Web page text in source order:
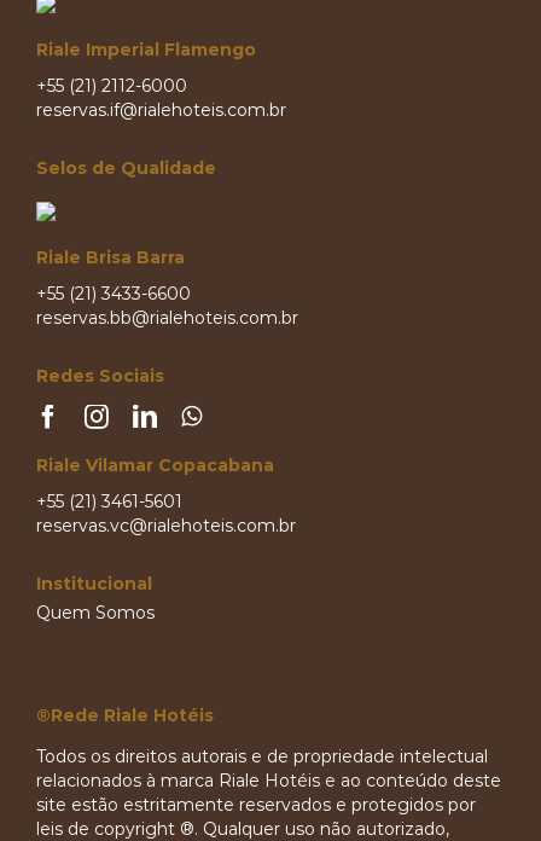
Riale Imperial Flamengo
+55 (21) 2112-6000
reservas.if@rialehoteis.com.br
Selos de Qualidade
Riale Brisa Barra
+55 (21) 3433-6600
reservas.bb@rialehoteis.com.br
Redes Sociais
Riale Vilamar Copacabana
+55 (21) 3461-5601
reservas.vc@rialehoteis.com.br
Institucional
Quem Somos
®Rede Riale Hotéis
Todos os direitos autorais e de propriedade intelectual
relacionados à marca Riale Hotéis e ao conteúdo deste
site estão estritamente reservados e protegidos por
leis de copyright ®. Qualquer uso não autorizado,